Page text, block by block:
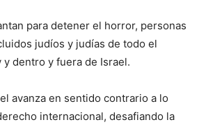
para detener el horror, personas
judíos y judías de todo el
y dentro y fuera de Israel.
avanza en sentido contrario a lo
internacional, desafiando la